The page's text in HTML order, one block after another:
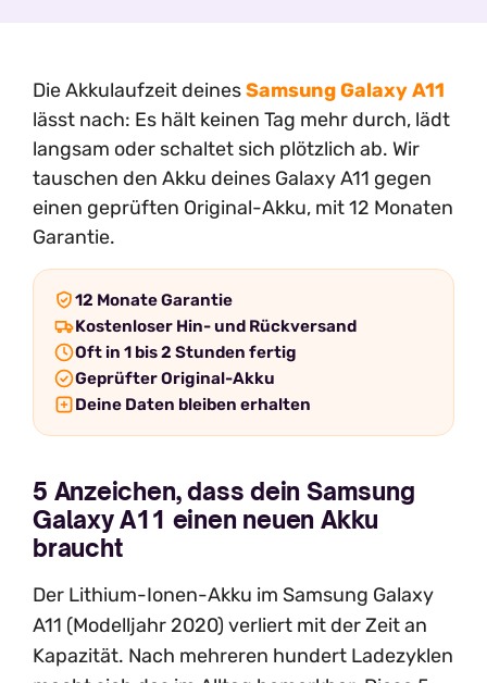
Die Akkulaufzeit deinesSamsung Galaxy A11
lässt nach: Es hält keinen Tag mehr durch, lädt
langsam oder schaltet sich plötzlich ab. Wir
tauschen den Akku deines Galaxy A11 gegen
einen geprüften Original-Akku, mit 12 Monaten
Garantie.
12 Monate Garantie
Kostenloser Hin- und Rückversand
Oft in 1 bis 2 Stunden fertig
Geprüfter Original-Akku
Deine Daten bleiben erhalten
5 Anzeichen, dass dein Samsung
Galaxy A11 einen neuen Akku
braucht
Der Lithium-Ionen-Akku im Samsung Galaxy
A11 (Modelljahr 2020) verliert mit der Zeit an
Kapazität. Nach mehreren hundert Ladezyklen